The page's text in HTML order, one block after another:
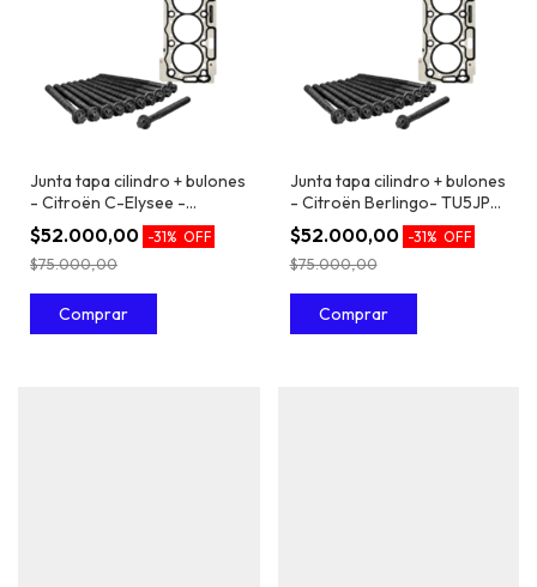
Junta tapa cilindro + bulones
- Citroën C-Elysee -
TU5JP4 / EC5 1.6 16V
$52.000,00 -31% OFF
$75.000,00
Junta tapa cilindro + bulones
- Citroën Berlingo- TU5JP4
/ EC5 1.6 16V
$52.000,00 -31% OFF
$75.000,00